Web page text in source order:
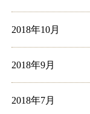
2018年10月
2018年9月
2018年7月